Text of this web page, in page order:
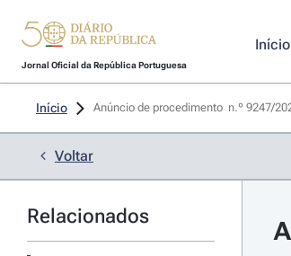
Jornal Oficial da República Portuguesa
Início
Início Anúncio de procedimento  n.º 9247/
Voltar
Relacionados